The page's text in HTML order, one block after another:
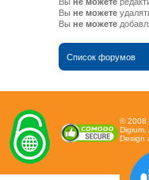
Вы не можете
Вы не можете
Список форумов
© 2008
Digium,
Design